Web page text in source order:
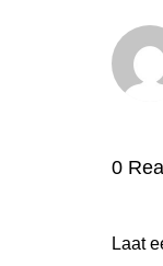
0
Laat